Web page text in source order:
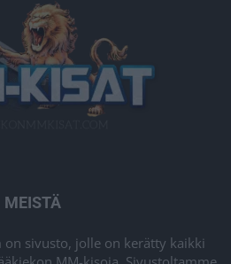
MEISTÄ
on sivusto, jolle on kerätty kaikki